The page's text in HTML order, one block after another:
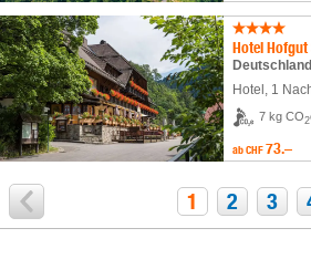
Hotel , 1
7 kg CO2
ab CHF 73.–
1 2 3